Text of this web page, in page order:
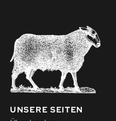
UNSERE SEITEN